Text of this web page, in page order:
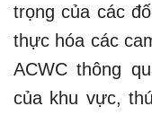
trọng của các
thực hóa các
ACWC thông
của khu vực,